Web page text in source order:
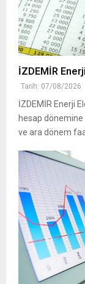
İZDEMİR
Tarih: 07/08/2026
İZDEMİR Enerji
hesap
ve ara dönem